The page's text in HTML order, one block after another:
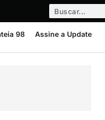
98 Assine a Update